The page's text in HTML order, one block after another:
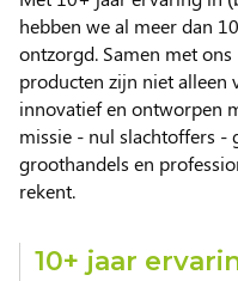
hebben we al meer dan
ontzorgd. Samen met
producten zijn niet alleen
innovatief en ontworpen
missie - nul slachtoffers -
groothandels en
rekent.
10+ jaar